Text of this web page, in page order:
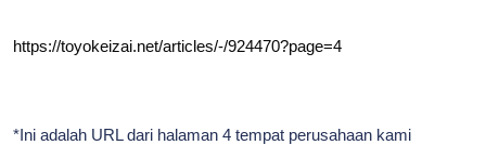
https://toyokeizai.net/articles/-/924470?page=4
*Ini adalah URL dari halaman 4 tempat perusahaan kami